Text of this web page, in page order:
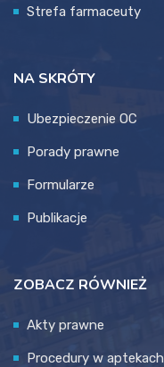
Strefa farmaceuty
NA SKRÓTY
Ubezpieczenie OC
Porady prawne
Formularze
Publikacje
ZOBACZ RÓWNIEŻ
Akty prawne
Procedury w aptekach